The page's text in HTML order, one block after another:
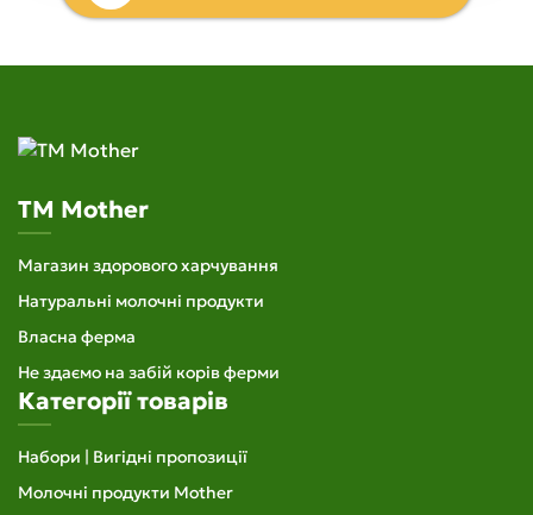
TM Mother
Магазин здорового харчування
Натуральні молочні продукти
Власна ферма
Не здаємо на забій корів ферми
Категорії товарів
Набори | Вигідні пропозиції
Молочні продукти Mother